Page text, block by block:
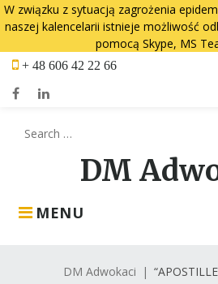
W związku z sytuacją zagrożenia
naszej kalencelarii istnieje możliwość
pomocą Skype, MS
Skip
content
+ 48 606 42 22 66
DM
MENU
Search
DM Adwokaci |